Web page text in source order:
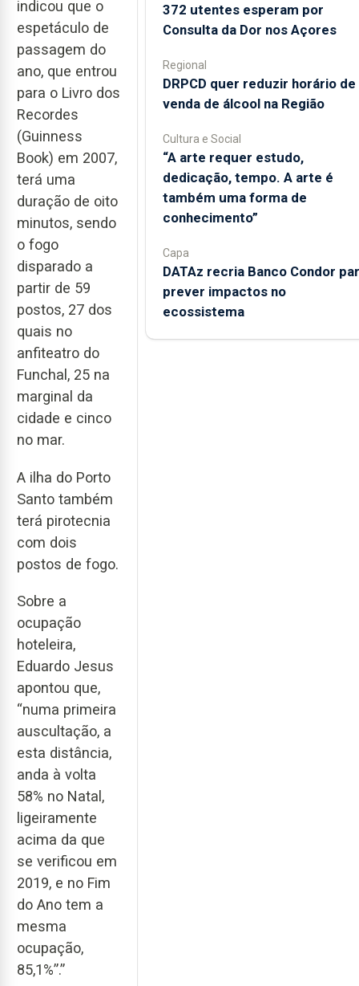
indicou que o
espetáculo de
passagem do
ano, que entrou
para o Livro dos
Recordes
(Guinness
Book) em 2007,
terá uma
duração de oito
minutos, sendo
o fogo
disparado a
partir de 59
postos, 27 dos
quais no
anfiteatro do
Funchal, 25 na
marginal da
cidade e cinco
no mar.
A ilha do Porto
Santo também
terá pirotecnia
com dois
postos de fogo.
Sobre a
ocupação
hoteleira,
Eduardo Jesus
apontou que,
“numa primeira
auscultação, a
esta distância,
anda à volta
58% no Natal,
ligeiramente
acima da que
se verificou em
2019, e no Fim
do Ano tem a
mesma
ocupação,
85,1%”.”
372 utentes esperam por
Consulta da Dor nos Açores
Regional
DRPCD quer reduzir horário de
venda de álcool na Região
Cultura e Social
“A arte requer estudo,
dedicação, tempo. A arte é
também uma forma de
conhecimento”
Capa
DATAz recria Banco Condor
prever impactos no
ecossistema